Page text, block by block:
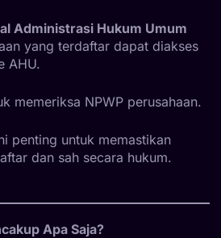
Administrasi Hukum Umum
yang terdaftar dapat diakses
AHU.
memeriksa NPWP perusahaan.
penting untuk memastikan
dan sah secara hukum.
Apa Saja?